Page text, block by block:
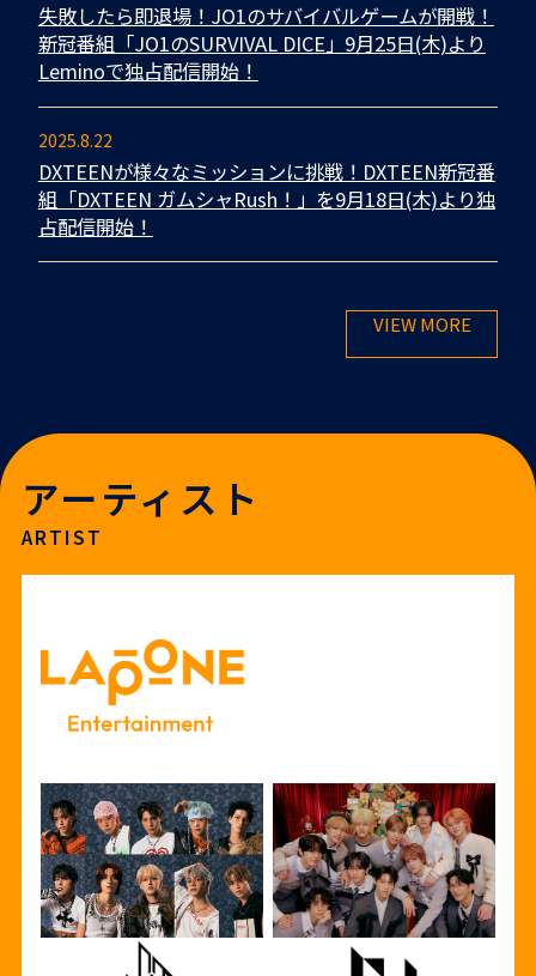
失敗したら即退場！JO1のサバイバルゲームが開戦！
新冠番組「JO1のSURVIVAL DICE」9月25日(木)より
Leminoで独占配信開始！
2025.8.22
DXTEENが様々なミッションに挑戦！DXTEEN新冠番
組「DXTEEN ガムシャRush！」を9月18日(木)より独
占配信開始！
VIEW MORE
アーティスト
ARTIST